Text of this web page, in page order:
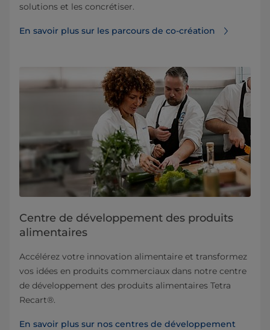
solutions et les concrétiser.
En savoir plus sur les parcours de co-création
Centre de développement des produits
alimentaires
Accélérez votre innovation alimentaire et transformez
vos idées en produits commerciaux dans notre centre
de développement des produits alimentaires Tetra
Recart®.
En savoir plus sur nos centres de développement